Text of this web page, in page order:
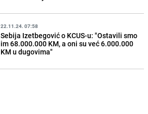
22.11.24. 07:58
Sebija Izetbegović o KCUS-u: "Ostavili smo
im 68.000.000 KM, a oni su već 6.000.000
KM u dugovima"